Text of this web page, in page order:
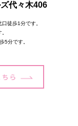
代々木406
徒歩1分です。
5分です。